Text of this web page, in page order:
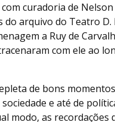
com curadoria de
arquivo do Teatro D.
a Ruy de
com ele ao
de bons
e até de
modo, as recordações